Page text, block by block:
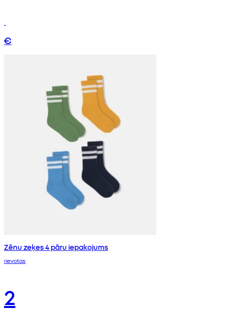
€
Zēnu zeķes 4 pāru iepakojums
rievotas
2